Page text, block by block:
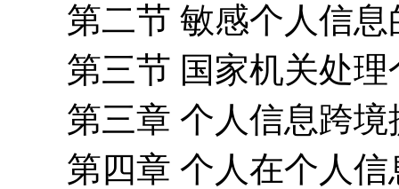
第二节 敏感个人信
第三节 国家机关处
第三章 个人信息跨
第四章 个人在个人